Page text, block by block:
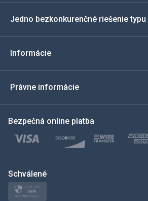
Español
한국의
Türkçe
Jedno bezkonkurenčné riešenie
Informácie
Právne informácie
Bezpečná online platba
Schválené